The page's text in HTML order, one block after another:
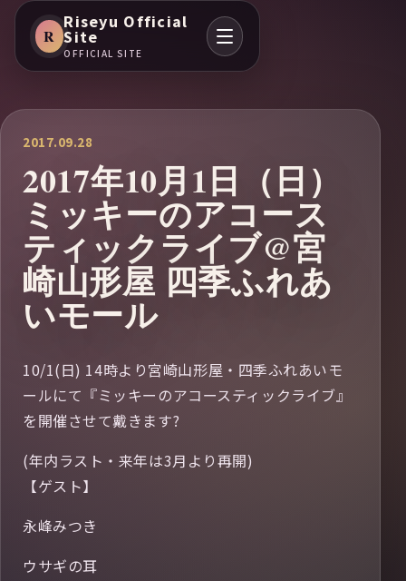
R
Riseyu Official
Site
OFFICIAL SITE
2017.09.28
2017年10月1日（日）
ミッキーのアコース
ティックライブ@宮
崎山形屋 四季ふれあ
いモール
10/1(日) 14時より宮崎山形屋・四季ふれあいモ
ールにて『ミッキーのアコースティックライブ』
を開催させて戴きます?
(年内ラスト・来年は3月より再開)
【ゲスト】
永峰みつき
ウサギの耳